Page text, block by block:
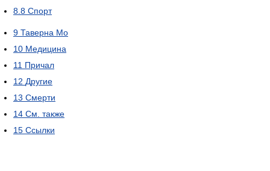
8.8 Спорт
9 Таверна Мо
10 Медицина
11 Причал
12 Другие
13 Смерти
14 См. также
15 Ссылки